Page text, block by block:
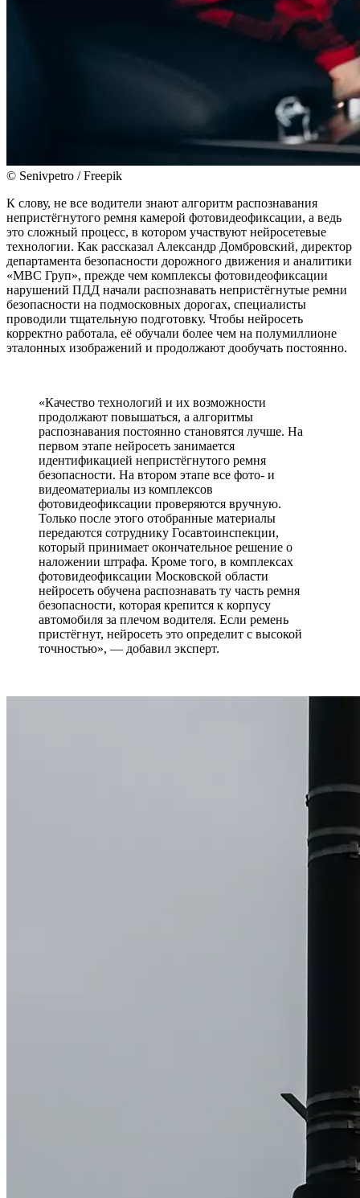
© Senivpetro / Freepik
К слову, не все водители знают алгоритм распознавания
непристёгнутого ремня камерой фотовидеофиксации, а ведь
это сложный процесс, в котором участвуют нейросетевые
технологии. Как рассказал Александр Домбровский, директор
департамента безопасности дорожного движения и аналитики
«МВС Груп», прежде чем комплексы фотовидеофиксации
нарушений ПДД начали распознавать непристёгнутые ремни
безопасности на подмосковных дорогах, специалисты
проводили тщательную подготовку. Чтобы нейросеть
корректно работала, её обучали более чем на полумиллионе
эталонных изображений и продолжают дообучать постоянно.
«Качество технологий и их возможности
продолжают повышаться, а алгоритмы
распознавания постоянно становятся лучше. На
первом этапе нейросеть занимается
идентификацией непристёгнутого ремня
безопасности. На втором этапе все фото- и
видеоматериалы из комплексов
фотовидеофиксации проверяются вручную.
Только после этого отобранные материалы
передаются сотруднику Госавтоинспекции,
который принимает окончательное решение о
наложении штрафа. Кроме того, в комплексах
фотовидеофиксации Московской области
нейросеть обучена распознавать ту часть ремня
безопасности, которая крепится к корпусу
автомобиля за плечом водителя. Если ремень
пристёгнут, нейросеть это определит с высокой
точностью», — добавил эксперт.